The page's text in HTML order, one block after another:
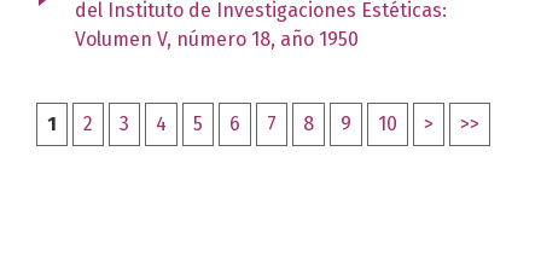
del Instituto de Investigaciones Estéticas:
Volumen V, número 18, año 1950
1 2 3 4 5 6 7 8 9 10 > >>